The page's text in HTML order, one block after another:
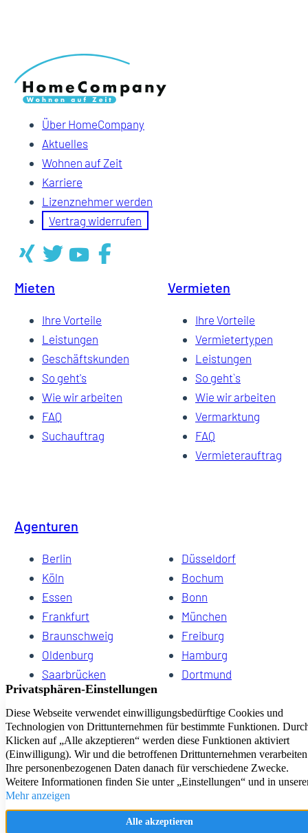
Über HomeCompany
Aktuelles
Wohnen auf Zeit
Karriere
Lizenznehmer werden
Vertrag widerrufen
Mieten
Ihre Vorteile
Leistungen
Geschäftskunden
So geht's
Wie wir arbeiten
FAQ
Suchauftrag
Vermieten
Ihre Vorteile
Vermietertypen
Leistungen
So geht`s
Wie wir arbeiten
Vermarktung
FAQ
Vermieterauftrag
Agenturen
Berlin
Düsseldorf
Köln
Bochum
Essen
Bonn
Frankfurt
München
Braunschweig
Freiburg
Oldenburg
Hamburg
Saarbrücken
Dortmund
Hannover
Dresden
Kiel
Wuppertal
Bremen
HomeCompany eG Ihre Agenturen für Wohnen auf Zeit